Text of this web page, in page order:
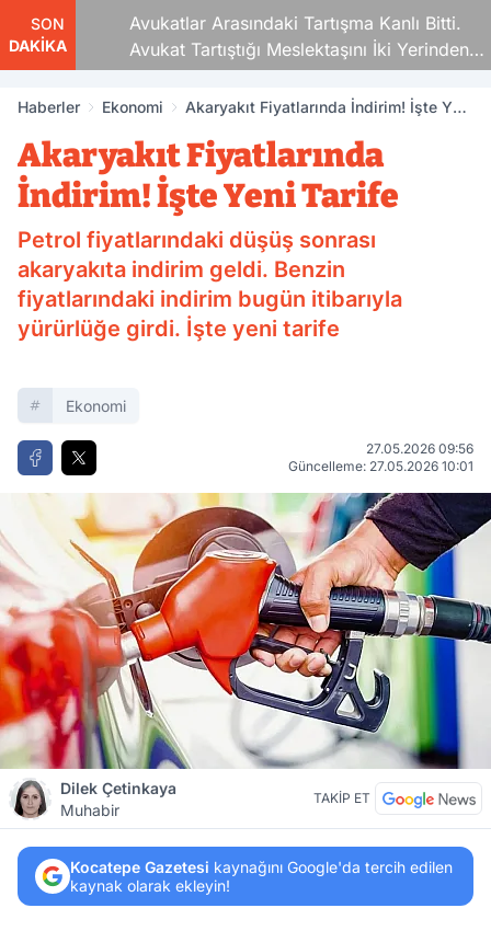
SON
DAKİKA
Avukatlar Arasındaki Tartışma Kanlı Bitti.
Avukat Tartıştığı Meslektaşını İki Yerinden
Vurdu
Haberler Ekonomi
Akaryakıt Fiyatlarında İndirim! İşte Yeni
Akaryakıt Fiyatlarında
İndirim! İşte Yeni Tarife
Petrol fiyatlarındaki düşüş sonrası
akaryakıta indirim geldi. Benzin
fiyatlarındaki indirim bugün itibarıyla
yürürlüğe girdi. İşte yeni tarife
Ekonomi
27.05.2026 09:56
Güncelleme: 27.05.2026 10:01
Dilek Çetinkaya
Muhabir
TAKİP ET
Kocatepe Gazetesi kaynağını Google'da tercih edilen
kaynak olarak ekleyin!